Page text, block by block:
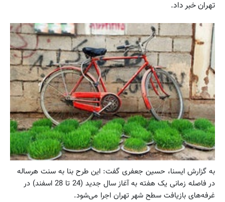
تهران خبر داد.
به گزارش ايسنا، حسین جعفری گفت: این طرح بنا به سنت هرساله
در فاصله زمانی یک هفته به آغاز سال جدید (24 تا 28 اسفند‌) در
غرفه‌های بازیافت سطح شهر تهران اجرا می‌شود.